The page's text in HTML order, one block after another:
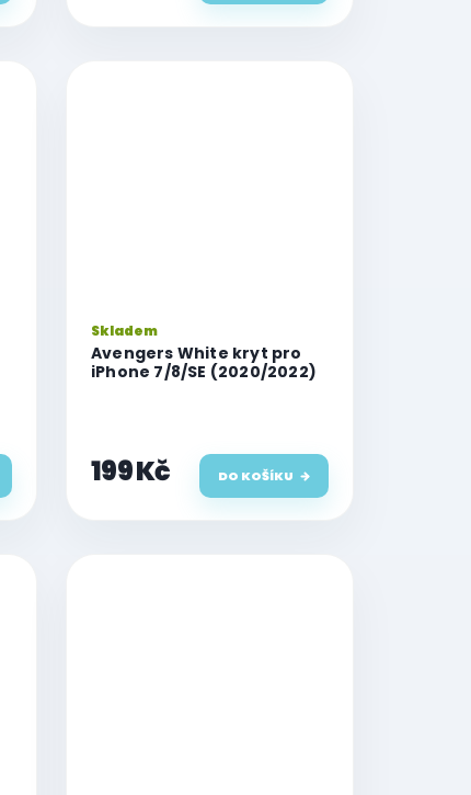
Avengers White kryt pro
iPhone 7/8/SE (2020/2022)
Skladem
199 Kč DO KOŠÍKU